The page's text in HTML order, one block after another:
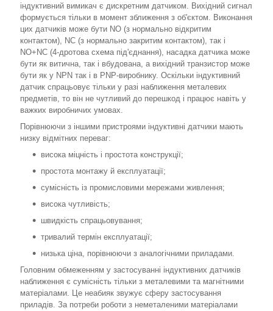
індуктивний вимикач є дискретним датчиком. Вихідний сигнал
формується тільки в момент зближення з об'єктом. Виконання
цих датчиків може бути NO (з нормально відкритим
контактом), NC (з нормально закритим контактом), так і
NO+NC (4-дротова схема під'єднання), насадка датчика може
бути як витична, так і вбудована, а вихідний транзистор може
бути як у NPN так і в PNP-виробнику. Оскільки індуктивний
датчик спрацьовує тільки у разі наближення металевих
предметів, то він не чутливий до перешкод і працює навіть у
важких виробничих умовах.
Порівнюючи з іншими пристроями індуктивні датчики мають
низку відмітних переваг:
висока міцність і простота конструкції;
простота монтажу й експлуатації;
сумісність із промисловими мережами живлення;
висока чутливість;
швидкість спрацьовування;
тривалий термін експлуатації;
низька ціна, порівнюючи з аналогічними приладами.
Головним обмеженням у застосуванні індуктивних датчиків
наближення є сумісність тільки з металевими та магнітними
матеріалами. Це неабияк звужує сферу застосування
приладів. За потреби роботи з неметаленими матеріалами